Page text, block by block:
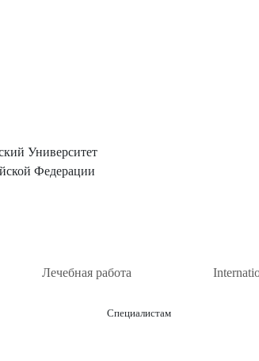
Университет
Федерации
Лечебная работа
Специалистам